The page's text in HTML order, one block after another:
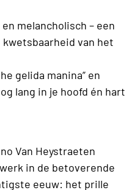
melancholisch – een
kwetsbaarheid van het
gelida manina” en
lang in je hoofd én hart
Van Heystraeten
in de betoverende
eeuw: het prille